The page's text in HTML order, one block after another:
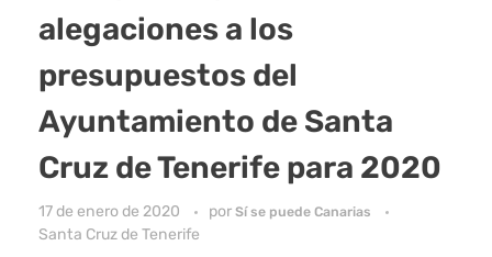
alegaciones a los
presupuestos del
Ayuntamiento de Santa
Cruz de Tenerife para 2020
17 de enero de 2020 por Sí se puede Canarias
Santa Cruz de Tenerife